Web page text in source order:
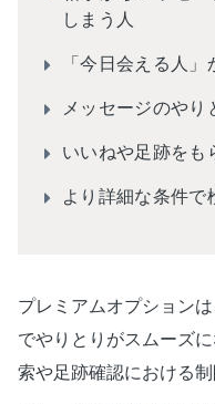
しまう人
「今日会える人
メッセージのやり
いいねや足跡をも
より詳細な条件で
プレミアムオプション
でやりとりがスムーズ
索や足跡確認における